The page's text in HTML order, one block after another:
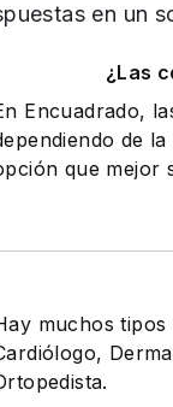
en un
¿Las
Encuadrado,
de
que mejor
muchos